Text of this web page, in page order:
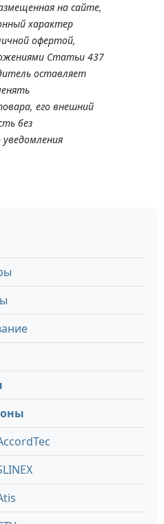
на сайте,
характер
офертой,
Статьи 437
оставляет
его внешний
без